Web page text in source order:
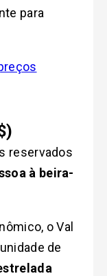
para
reservados
à beira-
o Val
de